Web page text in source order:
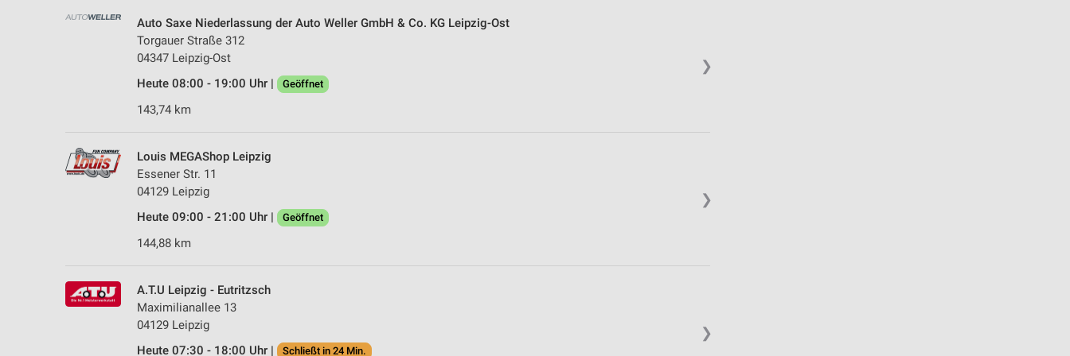
❯
Auto Saxe Niederlassung der Auto Weller GmbH & Co. KG Leipzig-Ost
Torgauer Straße 312
04347 Leipzig-Ost
Heute 08:00 - 19:00 Uhr |
Geöffnet
143,74 km
❯
Louis MEGAShop Leipzig
Essener Str. 11
04129 Leipzig
Heute 09:00 - 21:00 Uhr |
Geöffnet
144,88 km
❯
A.T.U Leipzig - Eutritzsch
Maximilianallee 13
04129 Leipzig
Heute 07:30 - 18:00 Uhr |
Schließt in 24 Min.